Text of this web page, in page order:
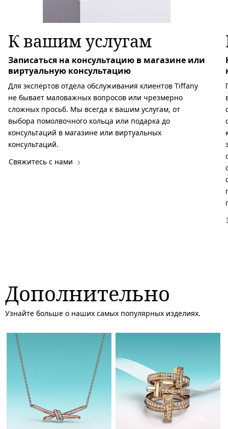
К вашим услугам
Записаться на консультацию в магазине или
виртуальную консультацию
Для экспертов отдела обслуживания клиентов Tiffany
не бывает маловажных вопросов или чрезмерно
сложных просьб. Мы всегда к вашим услугам, от
выбора помолвочного кольца или подарка до
консультаций в магазине или виртуальных
консультаций.
Свяжитесь с нами
Дополнительно
Узнайте больше о наших самых популярных изделиях.